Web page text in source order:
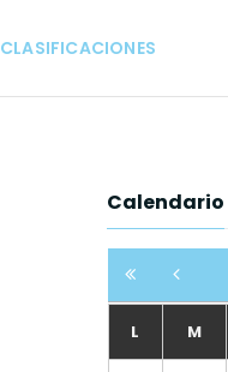
CLASIFICACIONES
Calendario
L M